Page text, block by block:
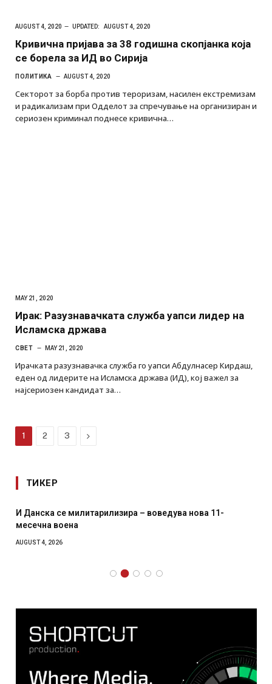
AUGUST 4, 2020 UPDATED: AUGUST 4, 2020
Кривична пријава за 38 годишна скопјанка која
се борела за ИД во Сирија
ПОЛИТИКА AUGUST 4, 2020
Секторот за борба против тероризам, насилен екстремизам
и радикализам при Одделот за спречување на организиран и
сериозен криминал поднесе кривична…
MAY 21, 2020
Ирак: Разузнавачката служба уапси лидер на
Исламска држава
СВЕТ MAY 21, 2020
Ирачката разузнавачка служба го уапси Абдулнасер Кирдаш,
еден од лидерите на Исламска држава (ИД), кој важел за
најсериозен кандидат за…
1 2 3 Next
ТИКЕР
И Данска се милитарилизира – воведува нова 11-
месечна воена
AUGUST 4, 2026